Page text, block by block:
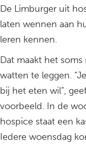
De Limburger uit
laten wennen aan
leren kennen.
Dat maakt het
watten te leggen.
bij het eten wil”,
voorbeeld. In de
hospice staat een
Iedere woensdag